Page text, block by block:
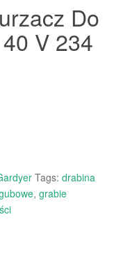
Do
V 234
Tags: drabina
, grabie